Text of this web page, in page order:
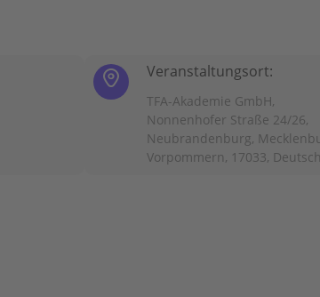
Veranstaltungsort:
TFA-Akademie GmbH,
Nonnenhofer Straße 24/26,
Neubrandenburg,
Vorpommern, 17033,